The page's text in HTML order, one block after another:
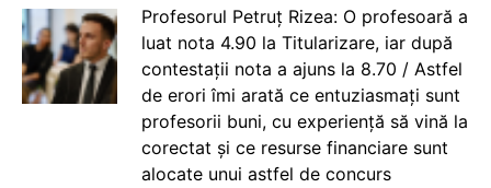
Profesorul Petruț Rizea: O profesoară a
luat nota 4.90 la Titularizare, iar după
contestații nota a ajuns la 8.70 / Astfel
de erori îmi arată ce entuziasmați sunt
profesorii buni, cu experiență să vină la
corectat și ce resurse financiare sunt
alocate unui astfel de concurs